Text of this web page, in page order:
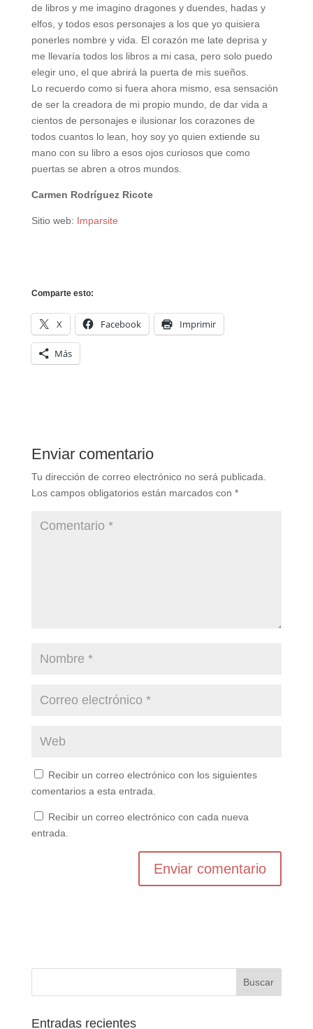
de libros y me imagino dragones y duendes, hadas y
elfos, y todos esos personajes a los que yo quisiera
ponerles nombre y vida. El corazón me late deprisa y
me llevaría todos los libros a mi casa, pero solo puedo
elegir uno, el que abrirá la puerta de mis sueños.
Lo recuerdo como si fuera ahora mismo, esa sensación
de ser la creadora de mi propio mundo, de dar vida a
cientos de personajes e ilusionar los corazones de
todos cuantos lo lean, hoy soy yo quien extiende su
mano con su libro a esos ojos curiosos que como
puertas se abren a otros mundos.
Carmen Rodríguez Ricote
Sitio web: Imparsite
Comparte esto:
X Facebook Imprimir
Más
Enviar comentario
Tu dirección de correo electrónico no será publicada.
Los campos obligatorios están marcados con *
Recibir un correo electrónico con los siguientes
comentarios a esta entrada.
Recibir un correo electrónico con cada nueva
entrada.
Entradas recientes